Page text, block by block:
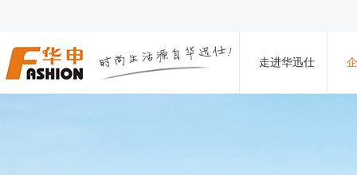
走进华迅仕